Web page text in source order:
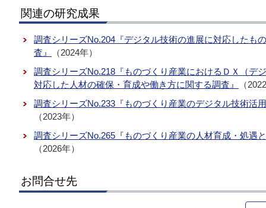
関連の研究成果
調査シリーズNo.204『デジタル技術の進展に対応したも
査』
（2024年）
調査シリーズNo.218『ものづくり産業におけるＤＸ（デ
対応した人材の確保・育成や働き方に関する調査』
（
調査シリーズNo.233『ものづくり産業のデジタル技術活
（2023年）
調査シリーズNo.265『ものづくり産業の人材育成・処遇
（2026年）
お問合せ先